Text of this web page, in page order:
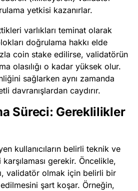
yetkisi kazanırlar.
varlıkları teminat olarak
doğrulama hakkı elde
coin stake edilirse, validatörün
olasılığı o kadar yüksek olur.
sağlarken aynı zamanda
davranışlardan caydırır.
Süreci: Gereklilikler
kullanıcıların belirli teknik ve
gerekir. Öncelikle,
validatör olmak için belirli bir
şart koşar. Örneğin,